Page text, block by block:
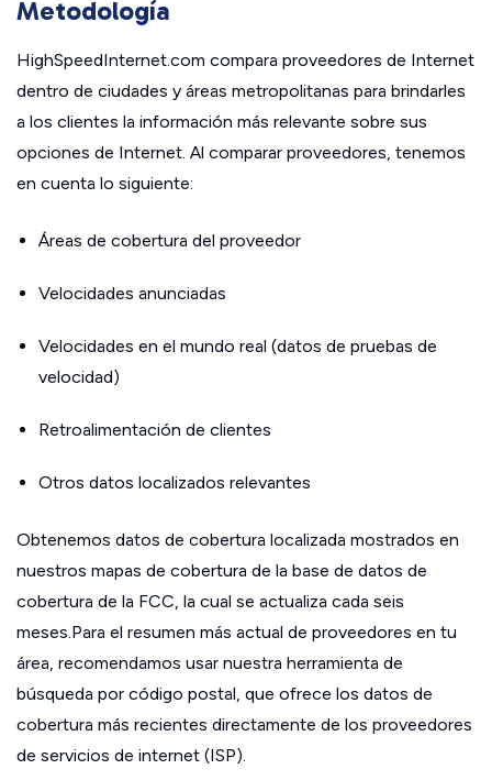
Metodología
HighSpeedInternet.com compara proveedores de Internet
dentro de ciudades y áreas metropolitanas para brindarles
a los clientes la información más relevante sobre sus
opciones de Internet. Al comparar proveedores, tenemos
en cuenta lo siguiente:
Áreas de cobertura del proveedor
Velocidades anunciadas
Velocidades en el mundo real (datos de pruebas de
velocidad)
Retroalimentación de clientes
Otros datos localizados relevantes
Obtenemos datos de cobertura localizada mostrados en
nuestros mapas de cobertura de la base de datos de
cobertura de la FCC, la cual se actualiza cada seis
meses.Para el resumen más actual de proveedores en tu
área, recomendamos usar nuestra herramienta de
búsqueda por código postal, que ofrece los datos de
cobertura más recientes directamente de los proveedores
de servicios de internet (ISP).